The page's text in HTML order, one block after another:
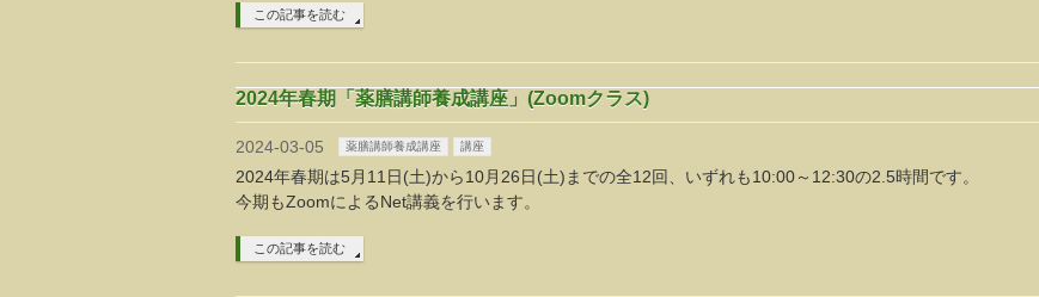
この記事を読む
2024年春期「薬膳講師養成講座」(Zoomクラス)
2024-03-05 薬膳講師養成講座 講座
2024年春期は5月11日(土)から10月26日(土)までの全12回、いずれも10:00～12:30の2.5時間です。
今期もZoomによるNet講義を行います。
この記事を読む